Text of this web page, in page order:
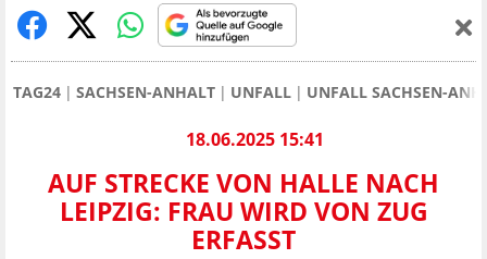
TAG24 SACHSEN-ANHALT UNFALL UNFALL SACHSEN-
18.06.2025 15:41
AUF STRECKE VON HALLE NACH
LEIPZIG: FRAU WIRD VON ZUG
ERFASST